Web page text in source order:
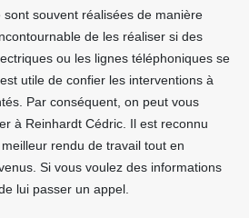
souvent réalisées de manière
de les réaliser si des
ou les lignes téléphoniques se
utile de confier les interventions à
Par conséquent, on peut vous
à Reinhardt Cédric. Il est reconnu
rendu de travail tout en
Si vous voulez des informations
lui passer un appel.